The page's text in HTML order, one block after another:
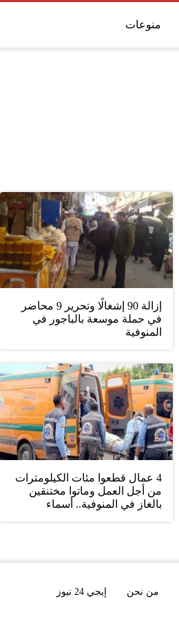
منوعات
إزالة 90 إشغالًا وتحرير 9 محاضر
في حملة موسعة بالباجور في
المنوفية
4 عمال قطعوا مئات الكيلومترات
من أجل العمل وماتوا مختنقين
بالغاز في المنوفية.. أسماء
من نحن إيجي 24 نيوز